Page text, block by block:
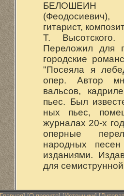
БЕЛОШЕИН
гитарист,
Т.
Переложил для
городские
"Посеяла я
опер. Автор
вальсов,
пьес. Был
ных пьес,
журналах 20-х
оперные
народных
изданиями.
для